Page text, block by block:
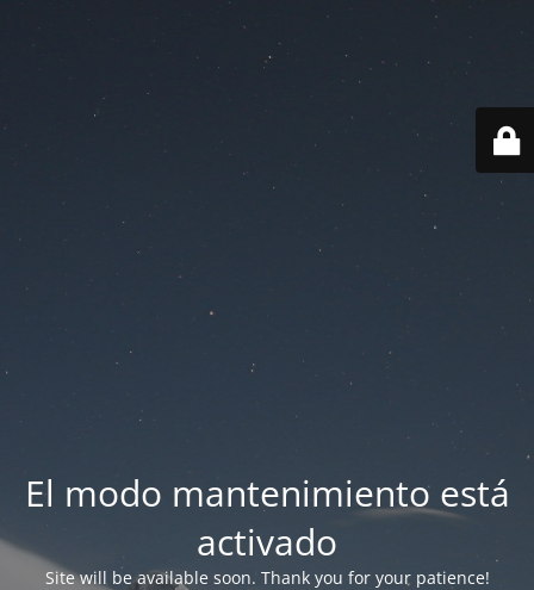
El modo mantenimiento está
activado
Site will be available soon. Thank you for your patience!